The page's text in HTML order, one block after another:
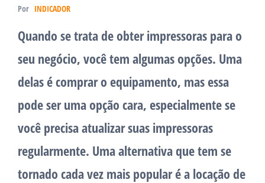
Por INDICADOR
Quando se trata de obter impressoras para o
seu negócio, você tem algumas opções. Uma
delas é comprar o equipamento, mas essa
pode ser uma opção cara, especialmente se
você precisa atualizar suas impressoras
regularmente. Uma alternativa que tem se
tornado cada vez mais popular é a locação de